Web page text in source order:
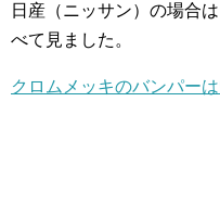
日産（ニッサン）の場合
べて見ました。
クロムメッキのバンパー